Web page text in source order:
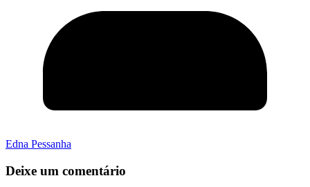
Edna Pessanha
Deixe um comentário